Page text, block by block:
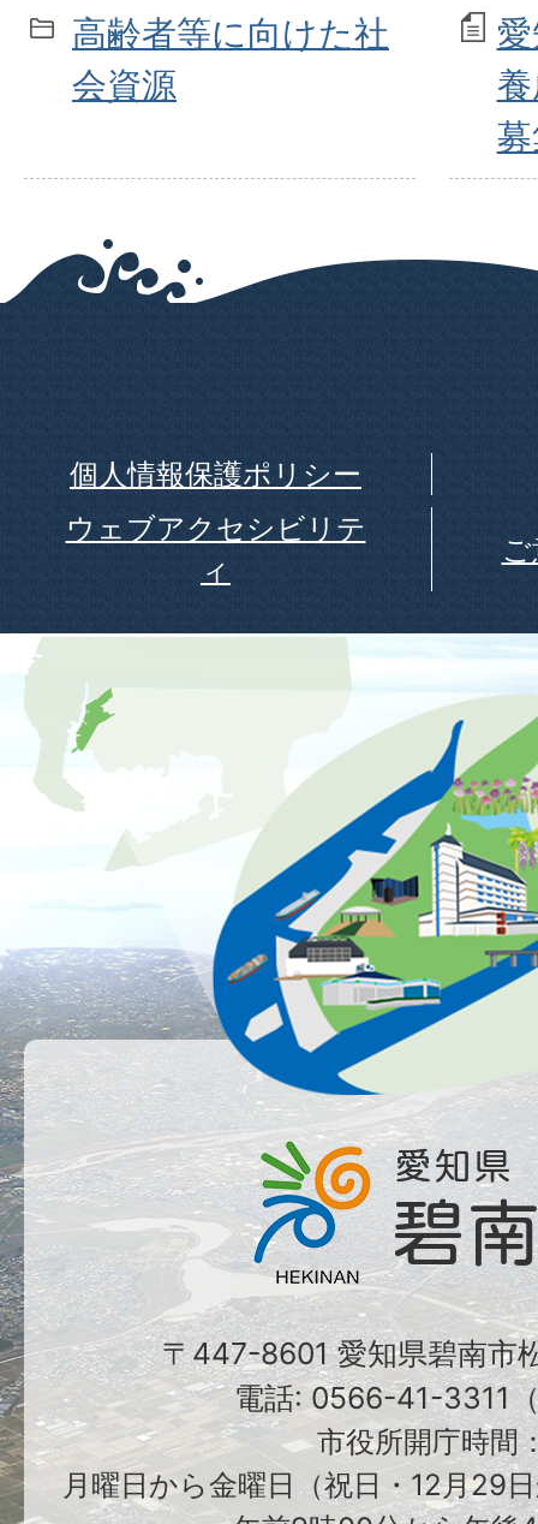
高齢者等に向けた社
会資源
個人情報保護ポリシー
ウェブアクセシビリテ
ィ
〒447-8601 愛知県碧南市
電話: 0566-41-3311
市役所開庁時間
月曜日から金曜日（祝日・12月29